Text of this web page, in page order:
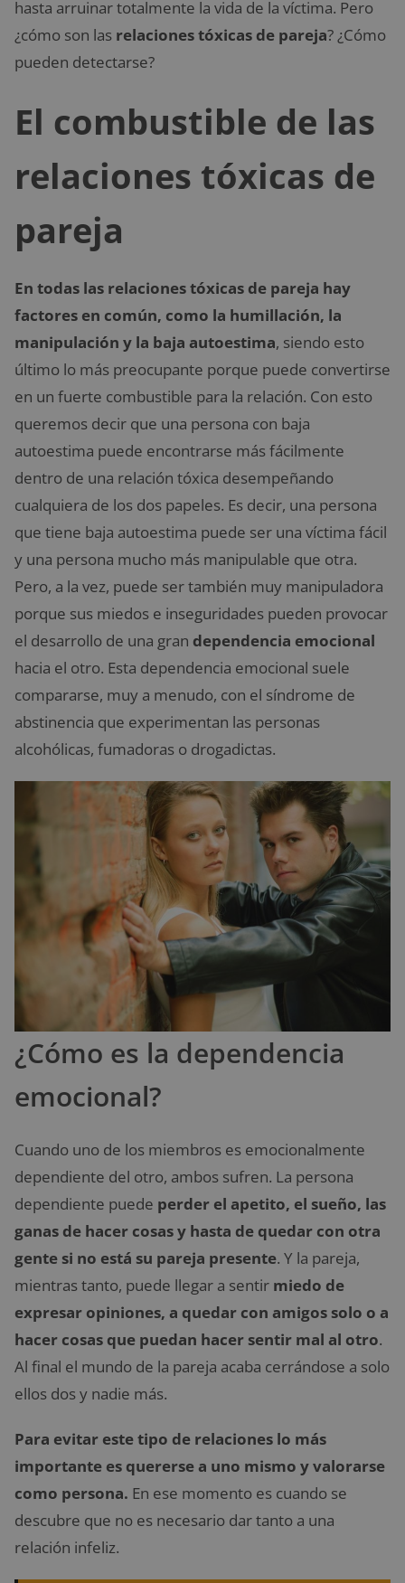
hasta arruinar totalmente la vida de la víctima. Pero
¿cómo son las relaciones tóxicas de pareja? ¿Cómo
pueden detectarse?
El combustible de las
relaciones tóxicas de
pareja
En todas las relaciones tóxicas de pareja hay
factores en común, como la humillación, la
manipulación y la baja autoestima, siendo esto
último lo más preocupante porque puede convertirse
en un fuerte combustible para la relación. Con esto
queremos decir que una persona con baja
autoestima puede encontrarse más fácilmente
dentro de una relación tóxica desempeñando
cualquiera de los dos papeles. Es decir, una persona
que tiene baja autoestima puede ser una víctima fácil
y una persona mucho más manipulable que otra.
Pero, a la vez, puede ser también muy manipuladora
porque sus miedos e inseguridades pueden provocar
el desarrollo de una gran dependencia emocional
hacia el otro. Esta dependencia emocional suele
compararse, muy a menudo, con el síndrome de
abstinencia que experimentan las personas
alcohólicas, fumadoras o drogadictas.
¿Cómo es la dependencia
emocional?
Cuando uno de los miembros es emocionalmente
dependiente del otro, ambos sufren. La persona
dependiente puede perder el apetito, el sueño, las
ganas de hacer cosas y hasta de quedar con otra
gente si no está su pareja presente. Y la pareja,
mientras tanto, puede llegar a sentir miedo de
expresar opiniones, a quedar con amigos solo o a
hacer cosas que puedan hacer sentir mal al otro.
Al final el mundo de la pareja acaba cerrándose a solo
ellos dos y nadie más.
Para evitar este tipo de relaciones lo más
importante es quererse a uno mismo y valorarse
como persona. En ese momento es cuando se
descubre que no es necesario dar tanto a una
relación infeliz.